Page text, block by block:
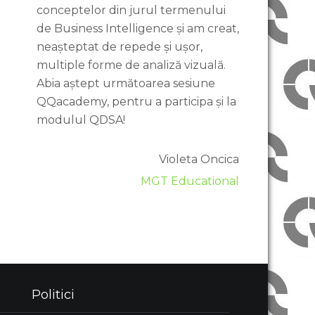
conceptelor din jurul termenului
de Business Intelligence și am creat,
neașteptat de repede și ușor,
multiple forme de analiză vizuală.
Abia aștept următoarea sesiune
QQacademy, pentru a participa și la
modulul QDSA!
Violeta Oncica
MGT Educational
Politici